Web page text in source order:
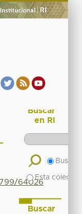
64026
Buscar
en RI
Buscar
Esta
Buscar